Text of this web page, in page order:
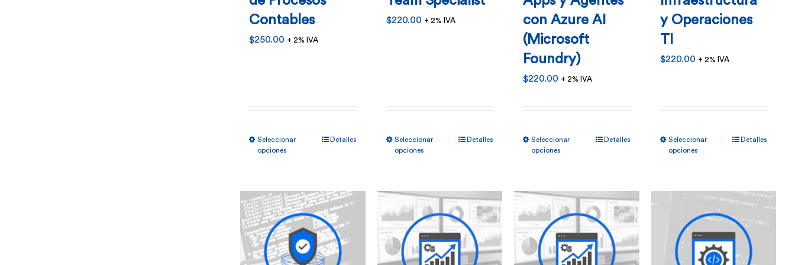
Contables
$250.00 + 2% IVA
Seleccionar
opciones
variantes.
Las
opciones
se
Detalles
$220.00 + 2% IVA
Seleccionar
opciones
variantes.
Las
opciones
se
Detalles
con Azure AI
(Microsoft
Foundry)
$220.00 + 2% IVA
Seleccionar
opciones
variantes.
Las
opciones
se
Detalles
y Operaciones
TI
$220.00 + 2% IVA
Seleccionar
opciones
variantes.
Las
opciones
se
Detalles